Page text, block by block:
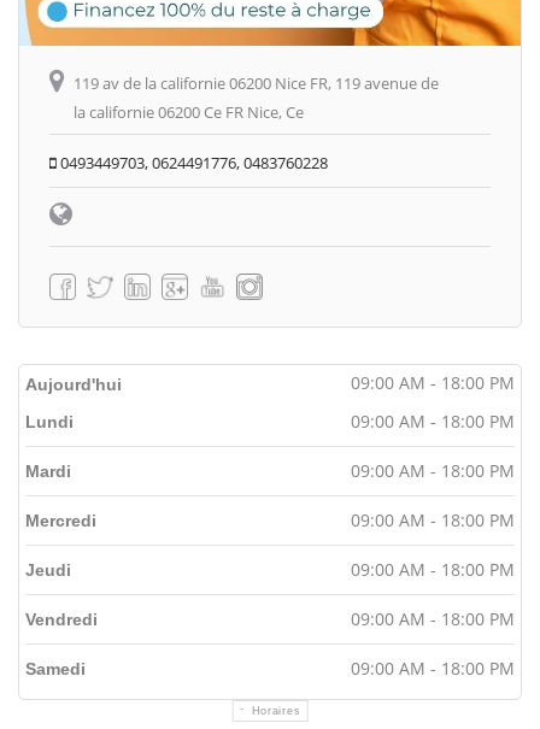
119 av de la californie 06200 Nice FR, 119 avenue de
la californie 06200 Ce FR Nice, Ce
0493449703, 0624491776, 0483760228
Aujourd'hui 09:00 AM - 18:00 PM
Horaires
Lundi 09:00 AM - 18:00 PM
Mardi 09:00 AM - 18:00 PM
Mercredi 09:00 AM - 18:00 PM
Jeudi 09:00 AM - 18:00 PM
Vendredi 09:00 AM - 18:00 PM
Samedi 09:00 AM - 18:00 PM